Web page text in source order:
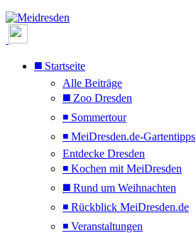
◼️ Startseite
Alle Beiträge
◼️ Zoo Dresden
◾ Sommertour
◾ MeiDresden.de-Gartentipps
Entdecke Dresden
◾ Kochen mit MeiDresden
◼️ Rund um Weihnachten
◾ Rückblick MeiDresden.de
◾ Veranstaltungen